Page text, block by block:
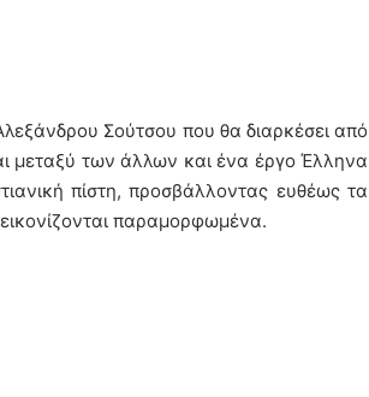
Σούτσου που θα διαρκέσει από
μεταξύ των άλλων και ένα έργο Έλληνα
πίστη, προσβάλλοντας ευθέως τα
παραμορφωμένα.